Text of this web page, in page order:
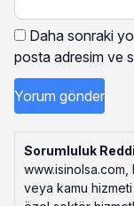
Daha sonraki
posta adresim ve
Sorumluluk
veya kamu hizmeti